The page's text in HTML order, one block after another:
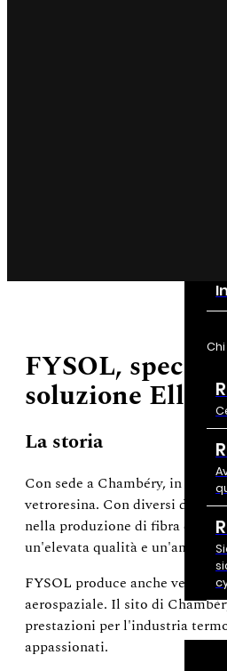
FYSOL,
soluzione
La storia
Con sede a Chambéry, in
vetroresina. Con diversi
nella produzione di fibra di
un'elevata qualità e un'ampia
FYSOL produce anche vetro
aerospaziale. Il sito di
prestazioni per l'industria
appassionati.